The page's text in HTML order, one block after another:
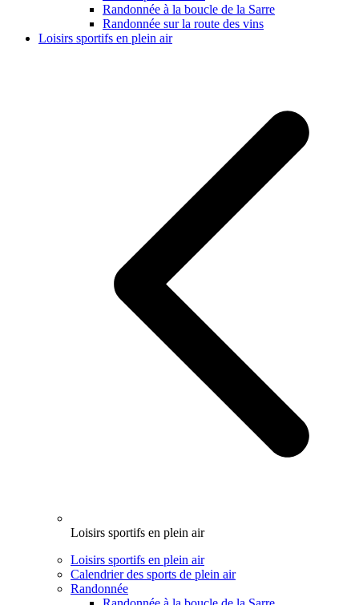
Randonnée à la boucle de la Sarre
Randonnée sur la route des vins
Loisirs sportifs en plein air
Loisirs sportifs en plein air
Loisirs sportifs en plein air
Calendrier des sports de plein air
Randonnée